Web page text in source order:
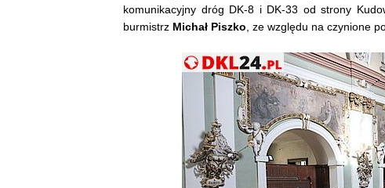
komunikacyjny dróg DK-8 i DK-33 od strony
burmistrz Michał Piszko , ze względu na czynione